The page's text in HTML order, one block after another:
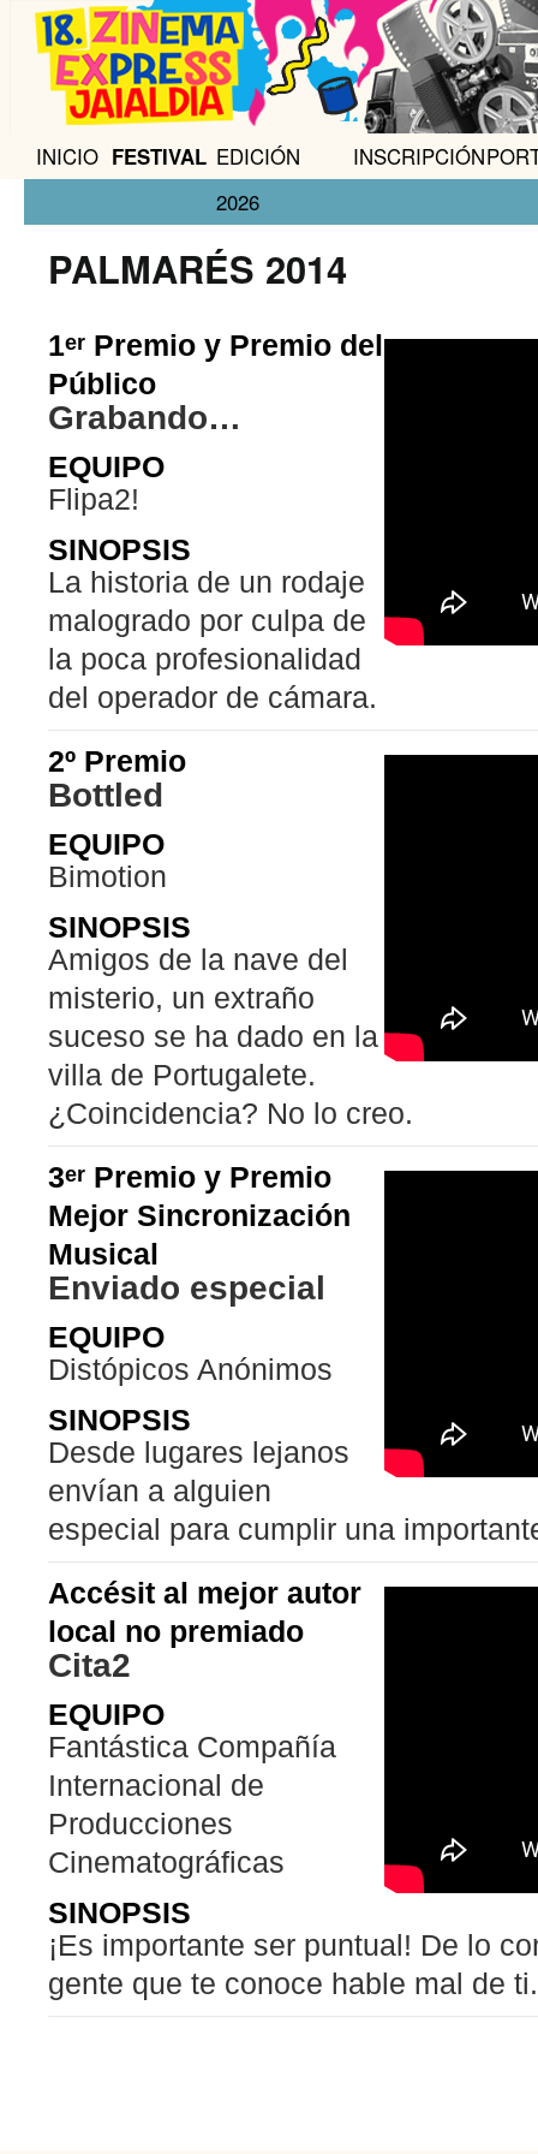
INICIO FESTIVAL EDICIÓN
2026
INSCRIPCIÓN
PALMARÉS 2014
1er Premio y Premio del
Público
Grabando…
EQUIPO
Flipa2!
SINOPSIS
La historia de un rodaje
malogrado por culpa de
la poca profesionalidad
del operador de cámara.
2º Premio
Bottled
EQUIPO
Bimotion
SINOPSIS
Amigos de la nave del
misterio, un extraño
suceso se ha dado en la
villa de Portugalete.
¿Coincidencia? No lo creo.
3er Premio y Premio
Mejor Sincronización
Musical
Enviado especial
EQUIPO
Distópicos Anónimos
SINOPSIS
Desde lugares lejanos
envían a alguien
especial para cumplir una
Accésit al mejor autor
local no premiado
Cita2
EQUIPO
Fantástica Compañía
Internacional de
Producciones
Cinematográficas
SINOPSIS
¡Es importante ser puntual! De lo
gente que te conoce hable mal de ti.